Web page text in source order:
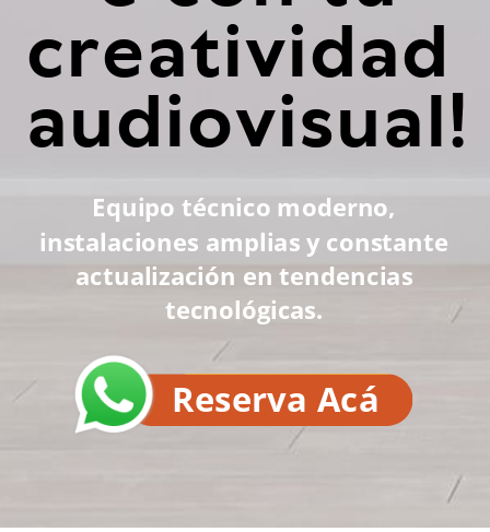
creatividad
audiovisual!
Reserva Acá
Equipo técnico moderno,
instalaciones amplias y constante
actualización en tendencias
tecnológicas.